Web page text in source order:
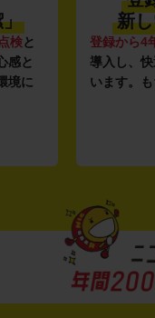
」
検と
感と
境に
新
登録から4
導入し、
います。